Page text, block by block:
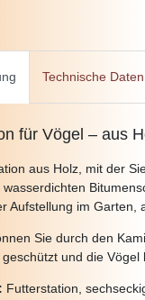
Technische Daten
für Vögel – aus
aus Holz, mit der
wasserdichten
Aufstellung im Garten,
Sie durch den
und die
Futterstation,